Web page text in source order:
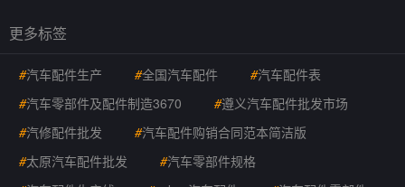
更多标签
#汽车配件生产 #全国汽车配件 #汽车配件表
#汽车零部件及配件制造3670 #遵义汽车配件批发市场
#汽修配件批发 #汽车配件购销合同范本简洁版
#太原汽车配件批发 #汽车零部件规格